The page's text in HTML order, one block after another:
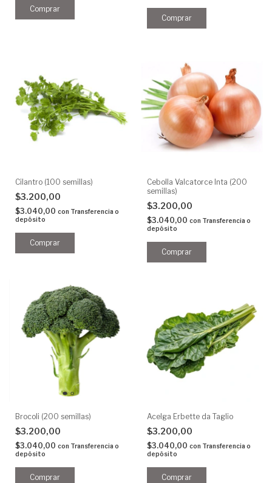
Cilantro (100 semillas)
$3.200,00
$3.040,00 con Transferencia o
depósito
Cebolla Valcatorce Inta (200
semillas)
$3.200,00
$3.040,00 con Transferencia o
depósito
Brocoli (200 semillas)
$3.200,00
$3.040,00 con Transferencia o
depósito
Acelga Erbette da Taglio
$3.200,00
$3.040,00 con Transferencia o
depósito